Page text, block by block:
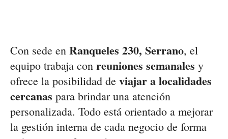
Con sede en Ranqueles 230, Serrano, el
equipo trabaja con reuniones semanales y
ofrece la posibilidad de viajar a localidades
cercanas para brindar una atención
personalizada. Todo está orientado a mejorar
la gestión interna de cada negocio de forma